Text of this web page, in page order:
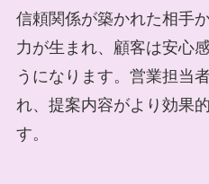
信頼関係が築かれた相手
力が生まれ、顧客は安心
うになります。営業担当
れ、提案内容がより効果
す。